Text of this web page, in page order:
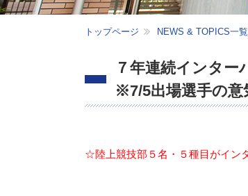
トップページ NEWS & TOPICS一覧
７年連続インター
※7/5出場選手の意
☆陸上競技部５名・５種目がイン